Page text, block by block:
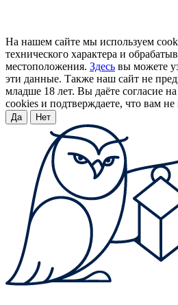
На нашем сайте мы используем
технического характера и
местоположения. Здесь вы можете
эти данные. Также наш сайт не
младше 18 лет. Вы даёте согласие
cookies и подтверждаете, что вам не
Да Нет